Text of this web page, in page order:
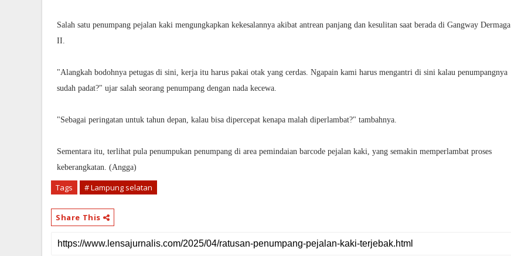
Salah satu penumpang pejalan kaki mengungkapkan kekesalannya akibat antrean panjang dan kesulitan saat berada di Gangway Dermaga
II.
"Alangkah bodohnya petugas di sini, kerja itu harus pakai otak yang cerdas. Ngapain kami harus mengantri di sini kalau penumpangnya
sudah padat?" ujar salah seorang penumpang dengan nada kecewa.
"Sebagai peringatan untuk tahun depan, kalau bisa dipercepat kenapa malah diperlambat?" tambahnya.
Sementara itu, terlihat pula penumpukan penumpang di area pemindaian barcode pejalan kaki, yang semakin memperlambat proses
keberangkatan. (Angga)
Tags # Lampung selatan
Share This